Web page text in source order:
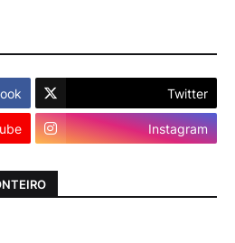
Twitter
Instagram